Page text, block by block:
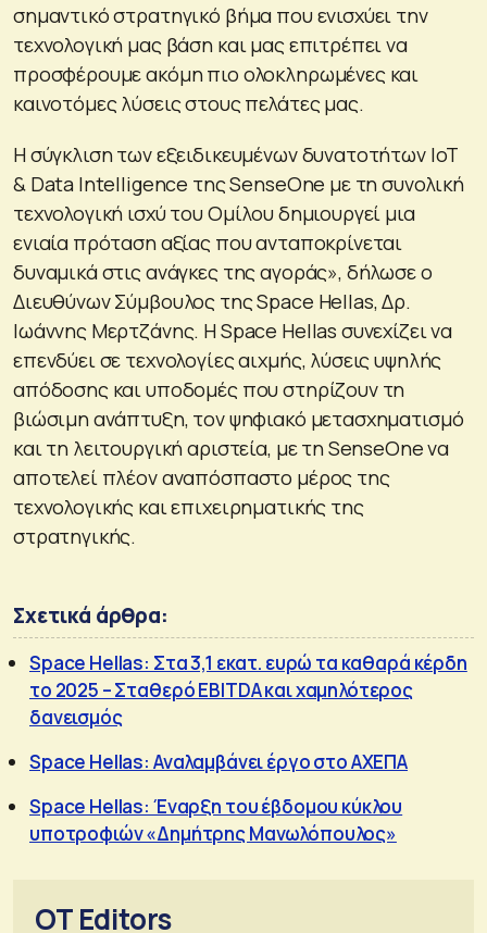
σημαντικό στρατηγικό βήμα που ενισχύει την
τεχνολογική μας βάση και μας επιτρέπει να
προσφέρουμε ακόμη πιο ολοκληρωμένες και
καινοτόμες λύσεις στους πελάτες μας.
Η σύγκλιση των εξειδικευμένων δυνατοτήτων IoT
& Data Intelligence της SenseOne με τη συνολική
τεχνολογική ισχύ του Ομίλου δημιουργεί μια
ενιαία πρόταση αξίας που ανταποκρίνεται
δυναμικά στις ανάγκες της αγοράς», δήλωσε ο
Διευθύνων Σύμβουλος της Space Hellas, Δρ.
Ιωάννης Μερτζάνης. Η Space Hellas συνεχίζει να
επενδύει σε τεχνολογίες αιχμής, λύσεις υψηλής
απόδοσης και υποδομές που στηρίζουν τη
βιώσιμη ανάπτυξη, τον ψηφιακό μετασχηματισμό
και τη λειτουργική αριστεία, με τη SenseOne να
αποτελεί πλέον αναπόσπαστο μέρος της
τεχνολογικής και επιχειρηματικής της
στρατηγικής.
Σχετικά άρθρα:
Space Hellas: Στα 3,1 εκατ. ευρώ τα καθαρά κέρδη
το 2025 – Σταθερό EBITDA και χαμηλότερος
δανεισμός
Space Hellas: Αναλαμβάνει έργο στο ΑΧΕΠΑ
Space Hellas: Έναρξη του έβδομου κύκλου
υποτροφιών «Δημήτρης Μανωλόπουλος»
OT Editors